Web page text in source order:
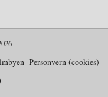
Personvern (cookies)
Twitter
på Instagram